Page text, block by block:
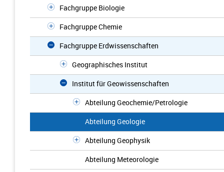
Fachgruppe Biologie
Fachgruppe Chemie
Fachgruppe Erdwissenschaften
Geographisches Institut
Institut für Geowissenschaften
Abteilung Geochemie/Petrologie
Abteilung Geologie
Abteilung Geophysik
Abteilung Meteorologie